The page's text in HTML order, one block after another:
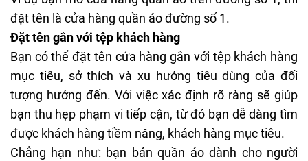
đặt tên là cửa hàng quần áo đường số 1.
Đặt tên gắn với tệp khách hàng
Bạn có thể đặt tên cửa hàng gắn với tệp khách hàng
mục tiêu, sở thích và xu hướng tiêu dùng của đối
tượng hướng đến. Với việc xác định rõ ràng sẽ giúp
bạn thu hẹp phạm vi tiếp cận, từ đó bạn dễ dàng tìm
được khách hàng tiềm năng, khách hàng mục tiêu.
Chẳng hạn như: bạn bán quần áo dành cho người